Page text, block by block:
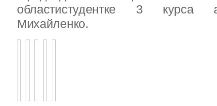
областистудентке 3 курса
Михайленко.